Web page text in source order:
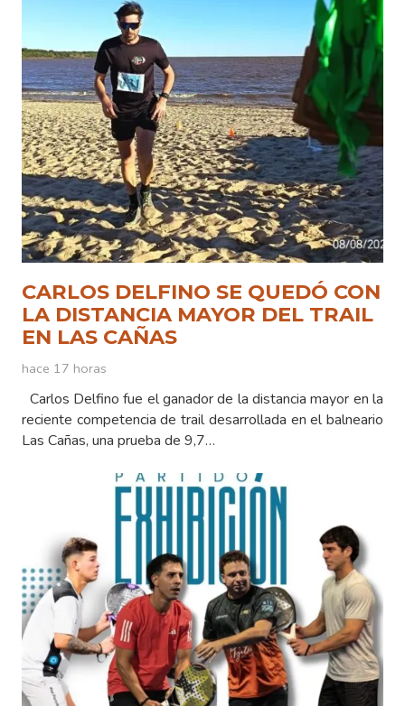
CARLOS DELFINO SE QUEDÓ CON
LA DISTANCIA MAYOR DEL TRAIL
EN LAS CAÑAS
hace 17 horas
Carlos Delfino fue el ganador de la distancia mayor en la
reciente competencia de trail desarrollada en el balneario
Las Cañas, una prueba de 9,7…